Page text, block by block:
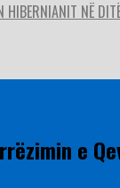
HIBERNIANIT NË
e